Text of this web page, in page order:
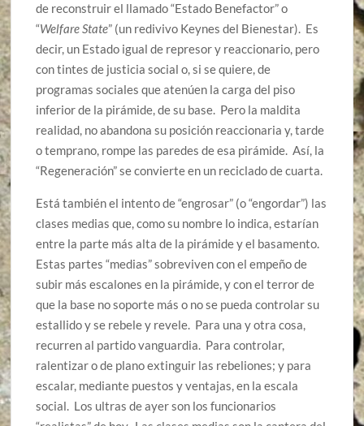
de reconstruir el llamado “Estado Benefactor” o
“WelfareState” (un redivivo Keynes del Bienestar). Es
decir, un Estado igual de represor y reaccionario, pero
con tintes de justicia social o, si se quiere, de
programas sociales que atenúen la carga del piso
inferior de la pirámide, de su base. Pero la maldita
realidad, no abandona su posición reaccionaria y, tarde
o temprano, rompe las paredes de esa pirámide. Así, la
“Regeneración” se convierte en un reciclado de cuarta.
Está también el intento de “engrosar” (o “engordar”) las
clases medias que, como su nombre lo indica, estarían
entre la parte más alta de la pirámide y el basamento.
Estas partes “medias” sobreviven con el empeño de
subir más escalones en la pirámide, y con el terror de
que la base no soporte más o no se pueda controlar su
estallido y se rebele y revele. Para una y otra cosa,
recurren al partido vanguardia. Para controlar,
ralentizar o de plano extinguir las rebeliones; y para
escalar, mediante puestos y ventajas, en la escala
social. Los ultras de ayer son los funcionarios